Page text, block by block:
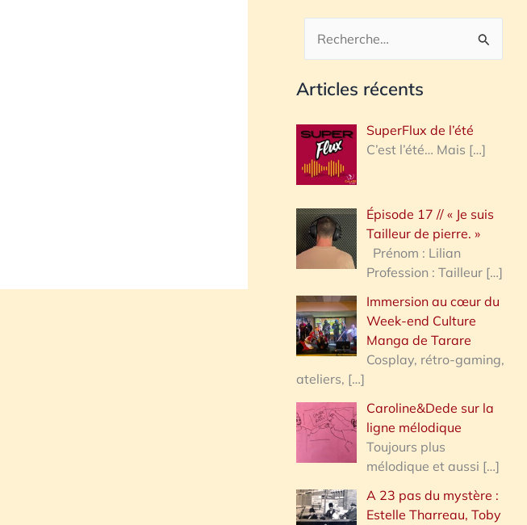
c
h
r
h
e
:
Articles récents
SuperFlux de l’été
C’est l’été… Mais […]
Épisode 17 // « Je suis
Tailleur de pierre. »
Prénom : Lilian
Profession : Tailleur […]
Immersion au cœur du
Week-end Culture
Manga de Tarare
Cosplay, rétro-gaming,
ateliers, […]
Caroline&Dede sur la
ligne mélodique
Toujours plus
mélodique et aussi […]
A 23 pas du mystère :
Estelle Tharreau, Toby